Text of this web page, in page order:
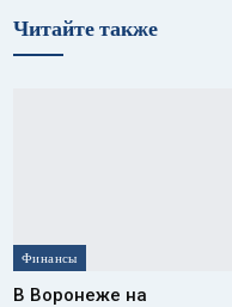
Читайте также
Финансы
В Воронеже на